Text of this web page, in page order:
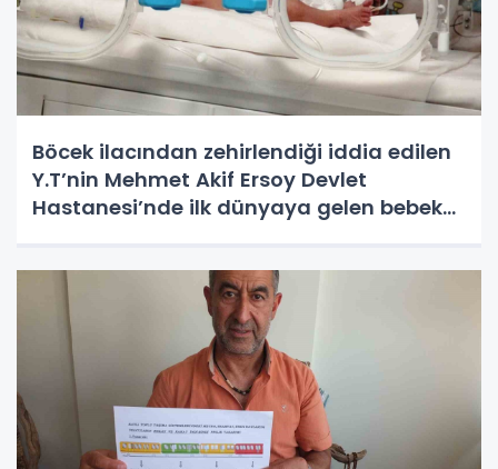
Böcek ilacından zehirlendiği iddia edilen
Y.T’nin Mehmet Akif Ersoy Devlet
Hastanesi’nde ilk dünyaya gelen bebek